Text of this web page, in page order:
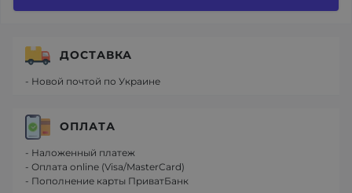
ДОСТАВКА
- Новой почтой по Украине
ОПЛАТА
- Наложенный платеж
- Оплата online (Visa/MasterCard)
- Пополнение карты ПриватБанк